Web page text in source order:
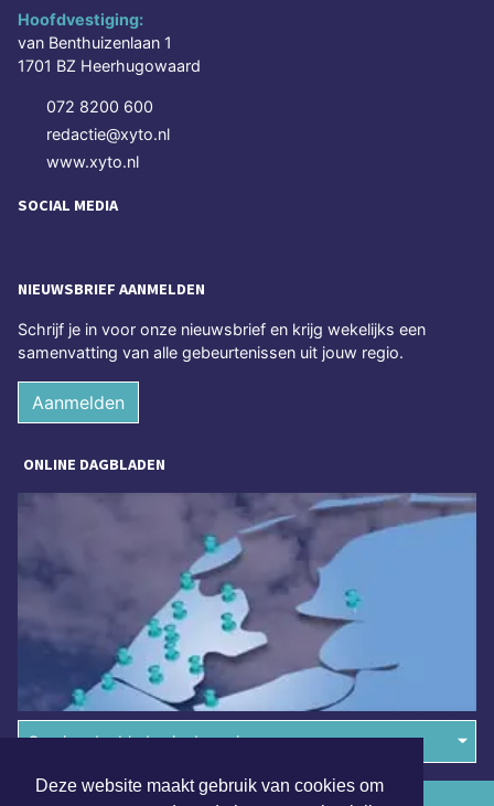
Deze website maakt gebruik van cookies om
Hoofdvestiging:
van Benthuizenlaan 1
1701 BZ Heerhugowaard
072 8200 600
redactie@xyto.nl
www.xyto.nl
SOCIAL MEDIA
NIEUWSBRIEF AANMELDEN
Schrijf je in voor onze nieuwsbrief en krijg wekelijks een
samenvatting van alle gebeurtenissen uit jouw regio.
Aanmelden
ONLINE DAGBLADEN
Overige dagbladen in de regio